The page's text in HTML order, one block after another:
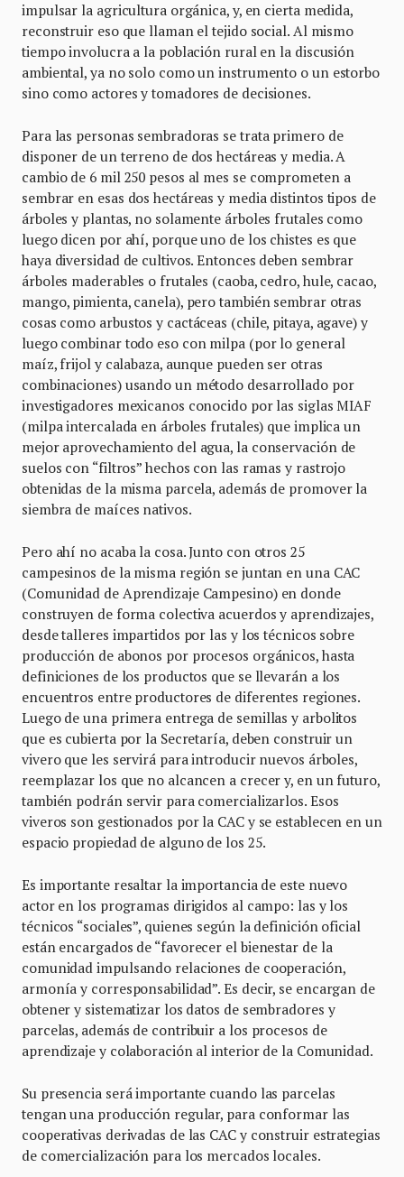
impulsar la agricultura orgánica, y, en cierta medida,
reconstruir eso que llaman el tejido social. Al mismo
tiempo involucra a la población rural en la discusión
ambiental, ya no solo como un instrumento o un estorbo
sino como actores y tomadores de decisiones.
Para las personas sembradoras se trata primero de
disponer de un terreno de dos hectáreas y media. A
cambio de 6 mil 250 pesos al mes se comprometen a
sembrar en esas dos hectáreas y media distintos tipos de
árboles y plantas, no solamente árboles frutales como
luego dicen por ahí, porque uno de los chistes es que
haya diversidad de cultivos. Entonces deben sembrar
árboles maderables o frutales (caoba, cedro, hule, cacao,
mango, pimienta, canela), pero también sembrar otras
cosas como arbustos y cactáceas (chile, pitaya, agave) y
luego combinar todo eso con milpa (por lo general
maíz, frijol y calabaza, aunque pueden ser otras
combinaciones) usando un método desarrollado por
investigadores mexicanos conocido por las siglas MIAF
(milpa intercalada en árboles frutales) que implica un
mejor aprovechamiento del agua, la conservación de
suelos con “filtros” hechos con las ramas y rastrojo
obtenidas de la misma parcela, además de promover la
siembra de maíces nativos.
Pero ahí no acaba la cosa. Junto con otros 25
campesinos de la misma región se juntan en una CAC
(Comunidad de Aprendizaje Campesino) en donde
construyen de forma colectiva acuerdos y aprendizajes,
desde talleres impartidos por las y los técnicos sobre
producción de abonos por procesos orgánicos, hasta
definiciones de los productos que se llevarán a los
encuentros entre productores de diferentes regiones.
Luego de una primera entrega de semillas y arbolitos
que es cubierta por la Secretaría, deben construir un
vivero que les servirá para introducir nuevos árboles,
reemplazar los que no alcancen a crecer y, en un futuro,
también podrán servir para comercializarlos. Esos
viveros son gestionados por la CAC y se establecen en un
espacio propiedad de alguno de los 25.
Es importante resaltar la importancia de este nuevo
actor en los programas dirigidos al campo: las y los
técnicos “sociales”, quienes según la definición oficial
están encargados de “favorecer el bienestar de la
comunidad impulsando relaciones de cooperación,
armonía y corresponsabilidad”. Es decir, se encargan de
obtener y sistematizar los datos de sembradores y
parcelas, además de contribuir a los procesos de
aprendizaje y colaboración al interior de la Comunidad.
Su presencia será importante cuando las parcelas
tengan una producción regular, para conformar las
cooperativas derivadas de las CAC y construir estrategias
de comercialización para los mercados locales.